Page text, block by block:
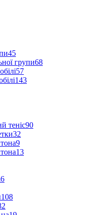
45
групи68
57
143
теніс90
32
9
13
6
108